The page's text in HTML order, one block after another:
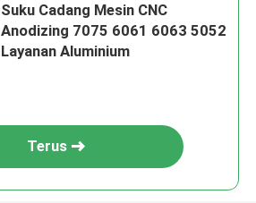
Suku Cadang Mesin CNC
Anodizing 7075 6061 6063 5052
Layanan Aluminium
Terus